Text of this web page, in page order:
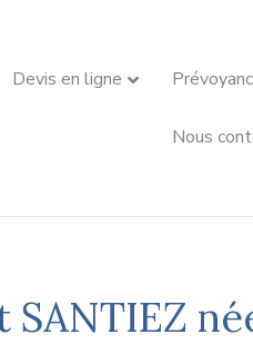
Devis en ligne
Nous